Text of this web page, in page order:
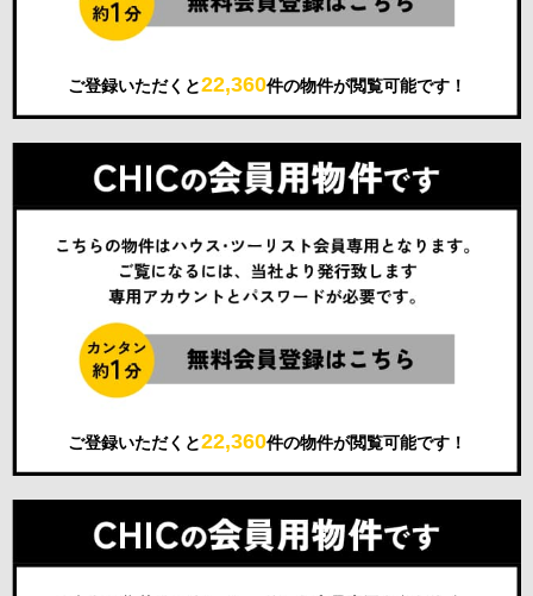
ご登録いただくと22,360件の物件が閲覧可能です！
ご登録いただくと22,360件の物件が閲覧可能です！